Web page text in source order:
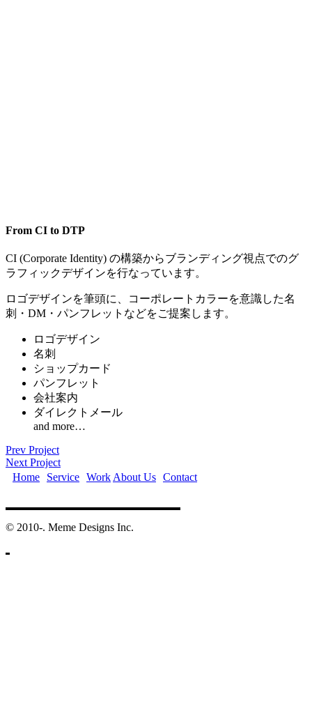
From CI to DTP
CI (Corporate Identity) の構築からブランディング視点でのグ
ラフィックデザインを行なっています。
ロゴデザインを筆頭に、コーポレートカラーを意識した名
刺・DM・パンフレットなどをご提案します。
ロゴデザイン
名刺
ショップカード
パンフレット
会社案内
ダイレクトメール
and more…
Prev Project
Next Project
Home
Service Work About Us Contact
©️ 2010-. Meme Designs Inc.